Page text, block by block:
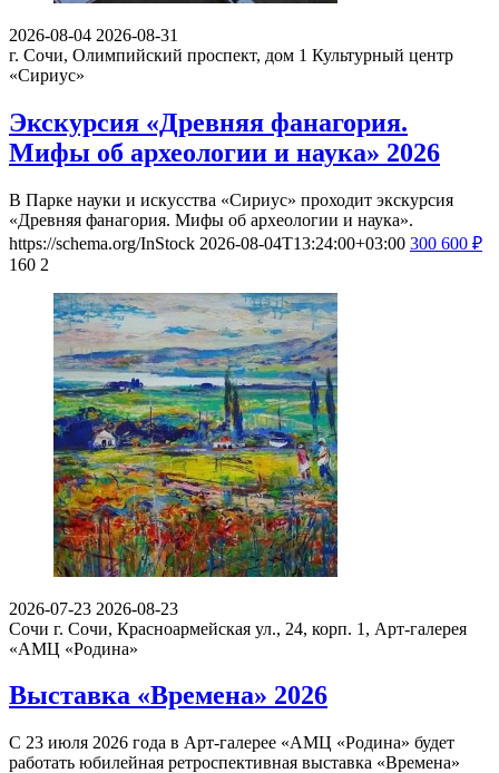
2026-08-04 2026-08-31
г. Сочи, Олимпийский проспект, дом 1 Культурный центр
«Сириус»
Экскурсия «Древняя фанагория.
Мифы об археологии и наука» 2026
В Парке науки и искусства «Сириус» проходит экскурсия
«Древняя фанагория. Мифы об археологии и наука».
https://schema.org/InStock 2026-08-04T13:24:00+03:00 300 600 ₽
160 2
2026-07-23 2026-08-23
Сочи г. Сочи, Красноармейская ул., 24, корп. 1, Арт-галерея
«АМЦ «Родина»
Выставка «Времена» 2026
С 23 июля 2026 года в Арт-галерее «АМЦ «Родина» будет
работать юбилейная ретроспективная выставка «Времена»